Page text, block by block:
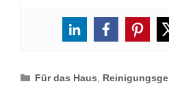
Categories
Für das Haus